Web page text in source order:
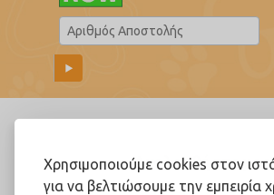
Χρησιμοποιούμε cookies στον
για να βελτιώσουμε την εμπειρία
Ακολουθήστε μας!